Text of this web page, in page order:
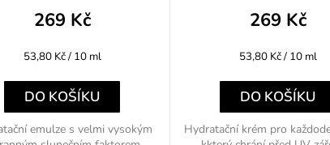
269 Kč
Měrná
53,80 Kč / 10 ml
DO KOŠÍKU
emulze s velmi vysokým
269 Kč
Měrná
53,80 Kč / 10 ml
DO KOŠÍKU
Hydratační krém pro